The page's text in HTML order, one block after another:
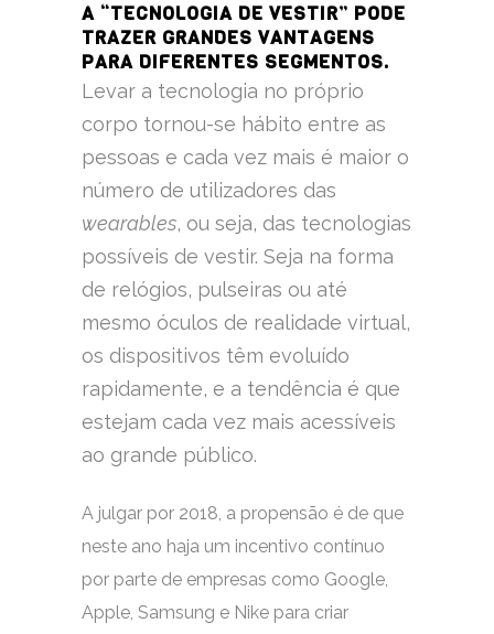
A “TECNOLOGIA DE VESTIR” PODE
TRAZER GRANDES VANTAGENS
PARA DIFERENTES SEGMENTOS.
Levar a tecnologia no próprio
corpo tornou-se hábito entre as
pessoas e cada vez mais é maior o
número de utilizadores das
wearables, ou seja, das tecnologias
possíveis de vestir. Seja na forma
de relógios, pulseiras ou até
mesmo óculos de realidade virtual,
os dispositivos têm evoluído
rapidamente, e a tendência é que
estejam cada vez mais acessíveis
ao grande público.
A julgar por 2018, a propensão é de que
neste ano haja um incentivo contínuo
por parte de empresas como Google,
Apple, Samsung e Nike para criar